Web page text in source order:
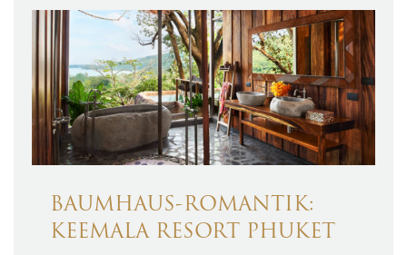
BAUMHAUS-ROMANTIK:
KEEMALA RESORT PHUKET